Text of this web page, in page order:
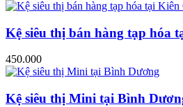
Kệ siêu thị bán hàng tạp hóa
450.000
Kệ siêu thị Mini tại Bình